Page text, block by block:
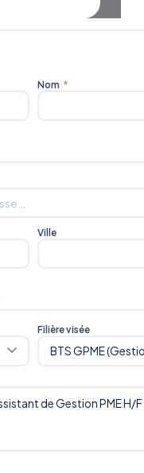
Nom *
Ville
Filière visée